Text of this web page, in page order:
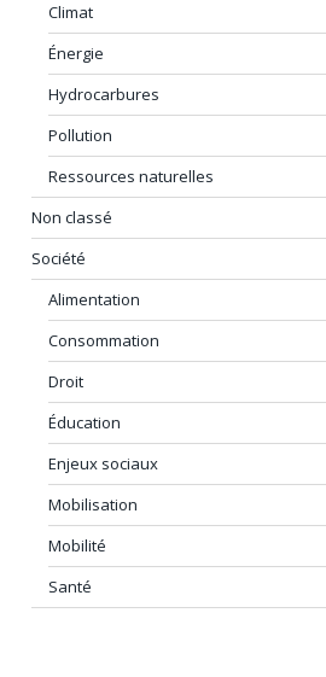
Climat
Énergie
Hydrocarbures
Pollution
Ressources naturelles
Non classé
Société
Alimentation
Consommation
Droit
Éducation
Enjeux sociaux
Mobilisation
Mobilité
Santé